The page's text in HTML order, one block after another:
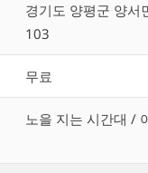
경기도 양평군 양서
103
무료
노을 지는 시간대 /